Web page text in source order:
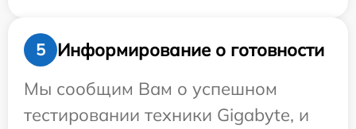
5
Информирование о готовности
Мы сообщим Вам о успешном
тестировании техники Gigabyte, и